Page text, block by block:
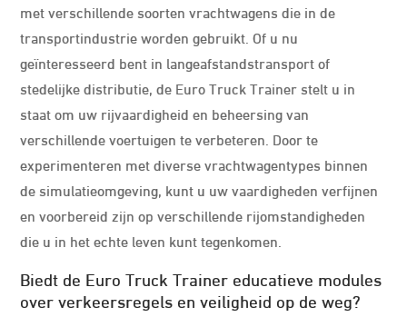
met verschillende soorten vrachtwagens die in de
transportindustrie worden gebruikt. Of u nu
geïnteresseerd bent in langeafstandstransport of
stedelijke distributie, de Euro Truck Trainer stelt u in
staat om uw rijvaardigheid en beheersing van
verschillende voertuigen te verbeteren. Door te
experimenteren met diverse vrachtwagentypes binnen
de simulatieomgeving, kunt u uw vaardigheden verfijnen
en voorbereid zijn op verschillende rijomstandigheden
die u in het echte leven kunt tegenkomen.
Biedt de Euro Truck Trainer educatieve modules
over verkeersregels en veiligheid op de weg?